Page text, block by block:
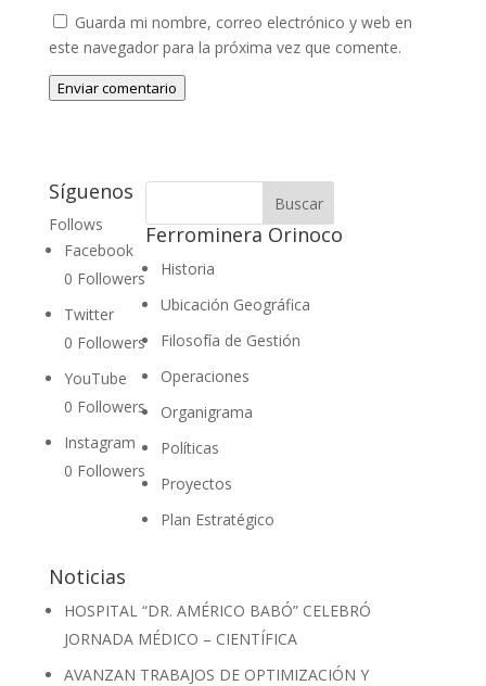
Guarda mi nombre, correo electrónico y web en
este navegador para la próxima vez que comente.
Enviar comentario
Síguenos
Follows
Facebook
0 Followers
Twitter
0 Followers
YouTube
0 Followers
Instagram
0 Followers
Ferrominera Orinoco
Historia
Ubicación Geográfica
Filosofía de Gestión
Operaciones
Organigrama
Políticas
Proyectos
Plan Estratégico
Noticias
HOSPITAL “DR. AMÉRICO BABÓ” CELEBRÓ
JORNADA MÉDICO – CIENTÍFICA
AVANZAN TRABAJOS DE OPTIMIZACIÓN Y